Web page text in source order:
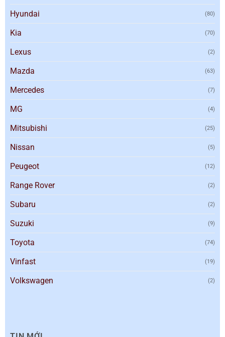
Hyundai (80)
Kia (70)
Lexus (2)
Mazda (63)
Mercedes (7)
MG (4)
Mitsubishi (25)
Nissan (5)
Peugeot (12)
Range Rover (2)
Subaru (2)
Suzuki (9)
Toyota (74)
Vinfast (19)
Volkswagen (2)